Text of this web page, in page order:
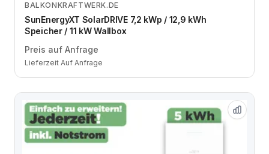
Zum Angebot
BALKONKRAFTWERK.DE
SunEnergyXT SolarDRIVE 7,2 kWp / 12,9 kWh
Speicher / 11 kW Wallbox
Preis auf Anfrage
Lieferzeit Auf Anfrage